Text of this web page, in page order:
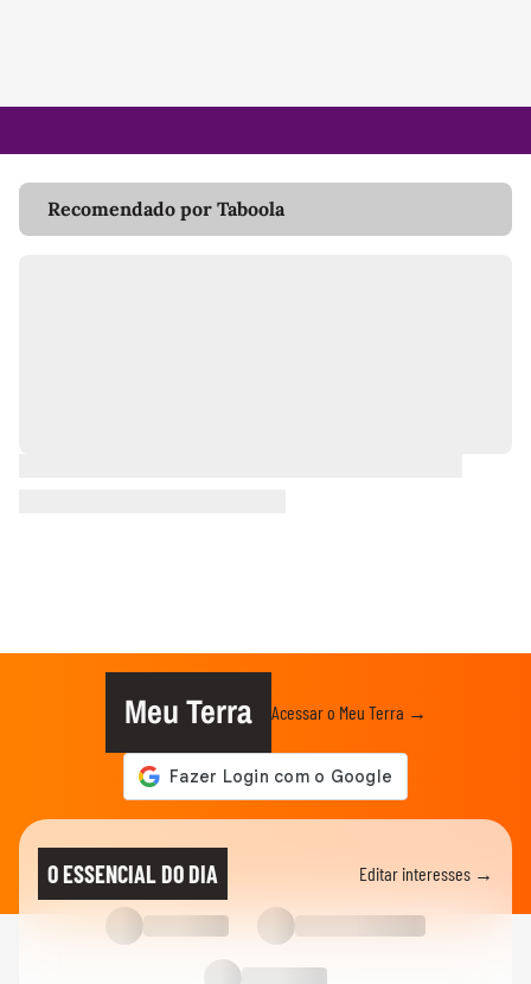
Recomendado por Taboola
Meu Terra Acessar o Meu Terra →
O ESSENCIAL DO DIA Editar interesses →